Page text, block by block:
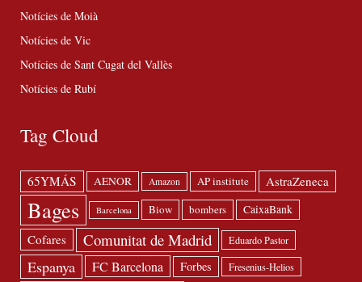
Notícies de Moià
Notícies de Vic
Notícies de Sant Cugat del Vallès
Notícies de Rubí
Tag Cloud
65YMÁS AENOR Amazon AP institute AstraZeneca
Bages Barcelona Biow bombers CaixaBank
Cofares Comunitat de Madrid Eduardo Pastor
Espanya FC Barcelona Forbes Fresenius-Helios